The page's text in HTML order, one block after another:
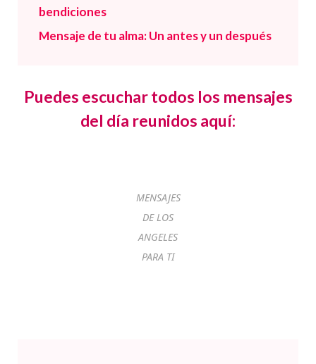
bendiciones
Mensaje de tu alma: Un antes y un después
Puedes escuchar todos los mensajes
del día reunidos aquí:
MENSAJES
DE LOS
ANGELES
PARA TI